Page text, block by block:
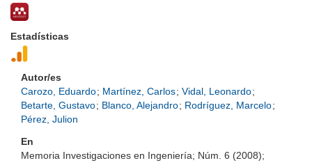
Estadísticas
Autor/es
Carozo, Eduardo; Martínez, Carlos; Vidal, Leonardo;
Betarte, Gustavo; Blanco, Alejandro; Rodríguez, Marcelo;
Pérez, Julion
En
Memoria Investigaciones en Ingeniería; Núm. 6 (2008);